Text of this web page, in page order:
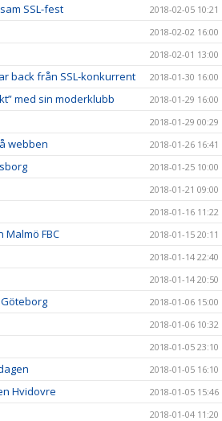
SSL-fest 2018-02-05 10:21
2018-02-02 16:00
2018-02-01 13:00
back från SSL-konkurrent 2018-01-30 16:00
med sin moderklubb 2018-01-29 16:00
2018-01-29 00:29
webben 2018-01-26 16:41
2018-01-25 10:00
2018-01-21 09:00
2018-01-16 11:22
FBC 2018-01-15 20:11
2018-01-14 22:40
2018-01-14 20:50
2018-01-06 15:00
2018-01-06 10:32
2018-01-05 23:10
2018-01-05 16:10
Hvidovre 2018-01-05 15:46
2018-01-04 11:20